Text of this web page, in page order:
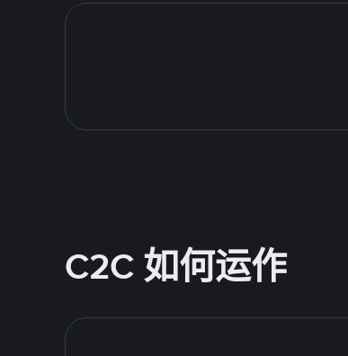
C2C 如何运作